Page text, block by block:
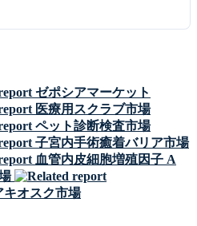
ゼポシアマーケット
医療用スクラブ市場
ペット診断検査市場
子宮内手術癒着バリア市場
血管内皮細胞増殖因子 A
キオスク市場